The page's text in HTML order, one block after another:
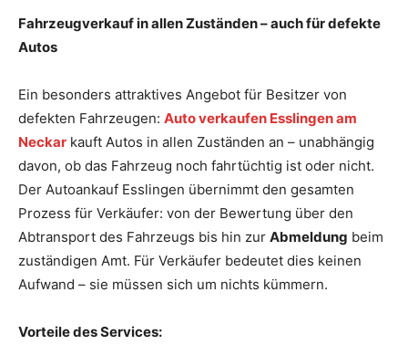
Fahrzeugverkauf in allen Zuständen – auch für defekte
Autos
Ein besonders attraktives Angebot für Besitzer von
defekten Fahrzeugen: Auto verkaufen Esslingen am
Neckar kauft Autos in allen Zuständen an – unabhängig
davon, ob das Fahrzeug noch fahrtüchtig ist oder nicht.
Der Autoankauf Esslingen übernimmt den gesamten
Prozess für Verkäufer: von der Bewertung über den
Abtransport des Fahrzeugs bis hin zur Abmeldung beim
zuständigen Amt. Für Verkäufer bedeutet dies keinen
Aufwand – sie müssen sich um nichts kümmern.
Vorteile des Services: